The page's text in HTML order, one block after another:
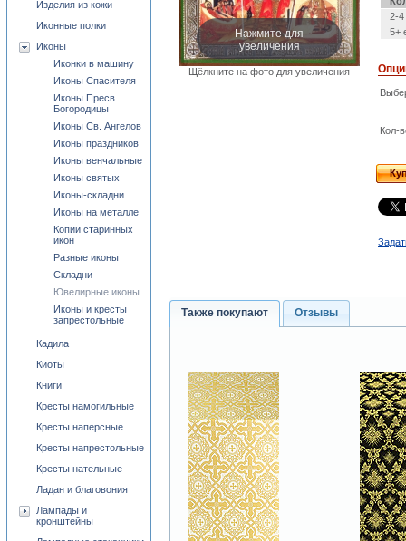
Нажмите для
увеличения
Щёлкните на фото для увеличения
2-4
5+
Кол-
Также покупают Отзывы
Изделия из кожи
Иконные полки
Иконы
Иконки в машину
Иконы Спасителя
Иконы Пресв.
Богородицы
Иконы Св. Ангелов
Иконы праздников
Иконы венчальные
Иконы святых
Иконы-складни
Иконы на металле
Копии старинных
икон
Разные иконы
Складни
Ювелирные иконы
Иконы и кресты
запрестольные
Кадила
Киоты
Книги
Кресты намогильные
Кресты наперсные
Кресты напрестольные
Кресты нательные
Ладан и благовония
Лампады и
кронштейны